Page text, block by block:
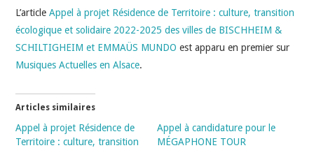
L’articleAppel à projet Résidence de Territoire : culture, transition
écologique et solidaire 2022-2025 des villes de BISCHHEIM &
SCHILTIGHEIM et EMMAÜS MUNDO est apparu en premier sur
Musiques Actuelles en Alsace.
Articles similaires
Appel à projet Résidence de
Territoire : culture, transition
Appel à candidature pour le
MÉGAPHONE TOUR